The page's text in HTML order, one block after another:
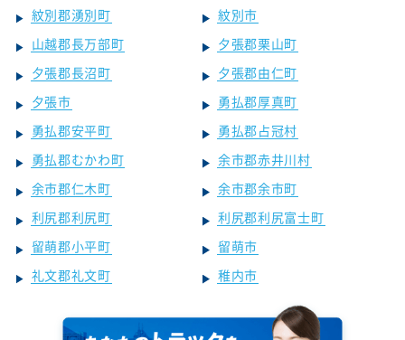
紋別郡湧別町
紋別市
山越郡長万部町
夕張郡栗山町
夕張郡長沼町
夕張郡由仁町
夕張市
勇払郡厚真町
勇払郡安平町
勇払郡占冠村
勇払郡むかわ町
余市郡赤井川村
余市郡仁木町
余市郡余市町
利尻郡利尻町
利尻郡利尻富士町
留萌郡小平町
留萌市
礼文郡礼文町
稚内市